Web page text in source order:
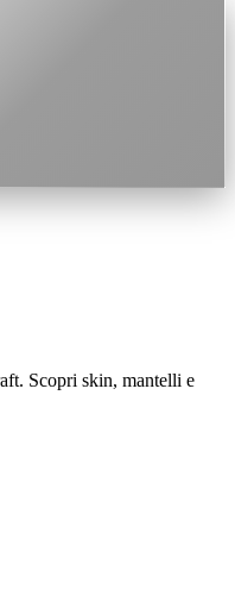
Scopri skin, mantelli e